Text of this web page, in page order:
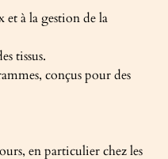
et à la gestion de la
tissus.
conçus pour des
en particulier chez les